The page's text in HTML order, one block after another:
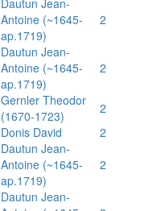
Antoine (~1645-
ap.1719)
2
Dautun Jean-
Antoine (~1645-
ap.1719)
2
Gernler Theodor
(1670-1723)
2
Donis David
2
Dautun Jean-
Antoine (~1645-
ap.1719)
2
Dautun Jean-